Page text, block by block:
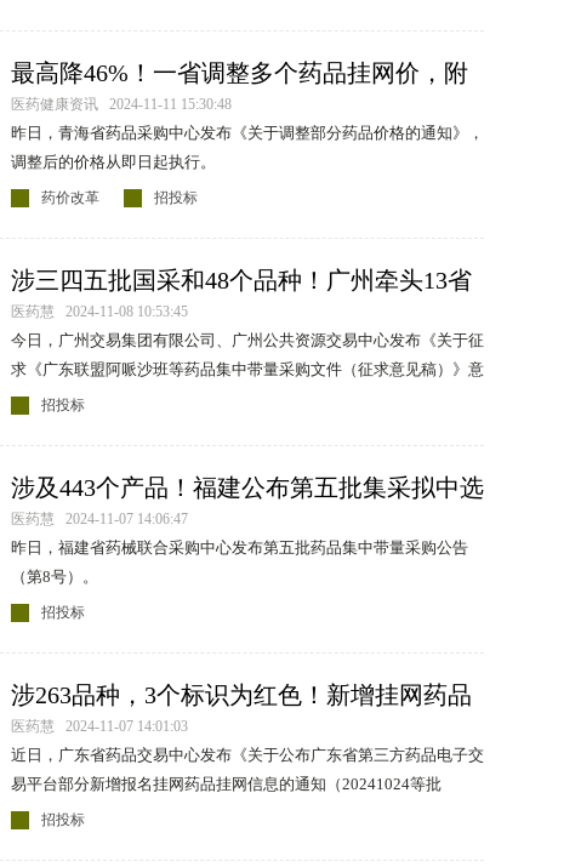
最高降46%！一省调整多个药品挂网价，附
清单
医药健康资讯 2024-11-11 15:30:48
昨日，青海省药品采购中心发布《关于调整部分药品价格的通知》，
调整后的价格从即日起执行。
药价改革 招投标
涉三四五批国采和48个品种！广州牵头13省
国采续采
医药慧 2024-11-08 10:53:45
今日，广州交易集团有限公司、广州公共资源交易中心发布《关于征
求《广东联盟阿哌沙班等药品集中带量采购文件（征求意见稿）》意
见的通知》，征求意见时间2024年11月7日至2024年11月12日
招投标
涉及443个产品！福建公布第五批集采拟中选
结果
医药慧 2024-11-07 14:06:47
昨日，福建省药械联合采购中心发布第五批药品集中带量采购公告
（第8号）。
招投标
涉263品种，3个标识为红色！新增挂网药品
清单公布
医药慧 2024-11-07 14:01:03
近日，广东省药品交易中心发布《关于公布广东省第三方药品电子交
易平台部分新增报名挂网药品挂网信息的通知（20241024等批
次）》。
招投标